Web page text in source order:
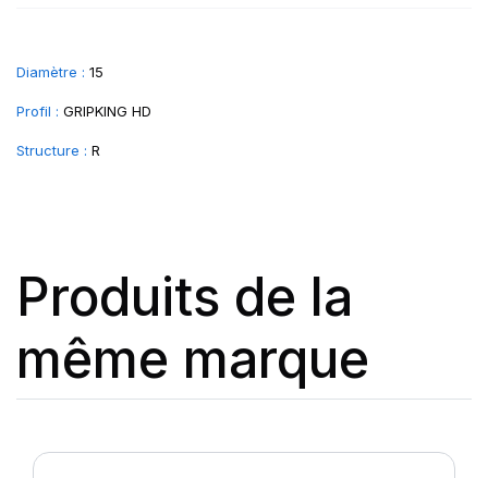
Diamètre : 15
Profil : GRIPKING HD
Structure : R
Produits de la
même marque